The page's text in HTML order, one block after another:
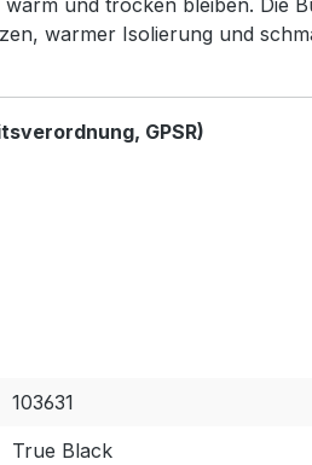
und trocken bleiben.
warmer Isolierung und
GPSR)
103631
True Black